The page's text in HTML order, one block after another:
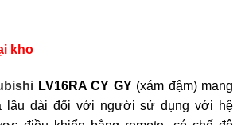
kho
LV16RA CY GY(xám đậm) mang
lâu dài đối với người sử dụng với hệ